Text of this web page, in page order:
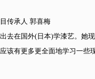
传承人 郭喜梅
在国外(日本)学漆艺。她
该有更多更全面地学习一